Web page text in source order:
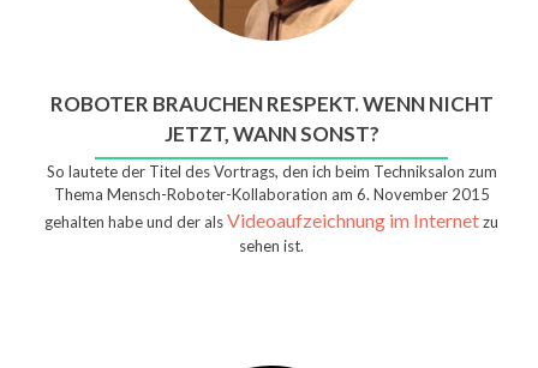
ROBOTER BRAUCHEN RESPEKT. WENN NICHT
JETZT, WANN SONST?
So lautete der Titel des Vortrags, den ich beim Techniksalon zum
Thema Mensch-Roboter-Kollaboration am 6. November 2015
gehalten habe und der alsVideoaufzeichnung im Internetzu
sehen ist.